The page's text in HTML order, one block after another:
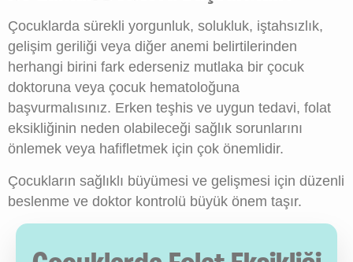
Çocuklarda sürekli yorgunluk, solukluk, iştahsızlık,
gelişim geriliği veya diğer anemi belirtilerinden
herhangi birini fark ederseniz mutlaka bir çocuk
doktoruna veya çocuk hematoloğuna
başvurmalısınız. Erken teşhis ve uygun tedavi, folat
eksikliğinin neden olabileceği sağlık sorunlarını
önlemek veya hafifletmek için çok önemlidir.
Çocukların sağlıklı büyümesi ve gelişmesi için düzenli
beslenme ve doktor kontrolü büyük önem taşır.